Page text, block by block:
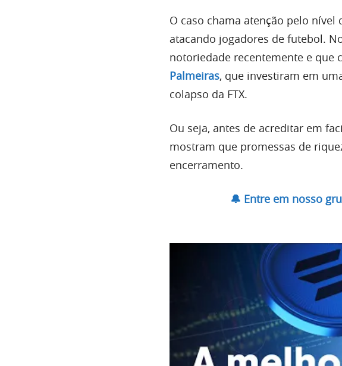
O caso chama atenção pelo
atacando jogadores de futebol.
notoriedade recentemente e que
Palmeiras, que investiram em
colapso da FTX.
Ou seja, antes de acreditar em
mostram que promessas de
encerramento.
🔔 Entre em nosso